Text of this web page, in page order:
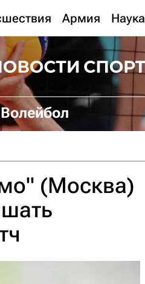
Армия Наука
Волейбол
(Москва)